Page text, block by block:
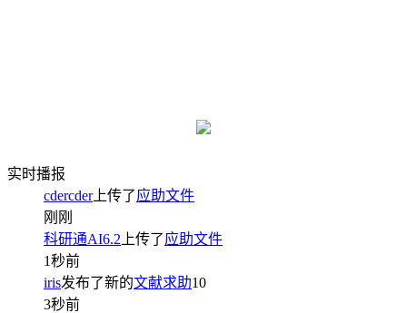
实时播报
cdercder上传了应助文件
刚刚
科研通AI6.2 上传了应助文件
1秒前
iris发布了新的文献求助10
3秒前